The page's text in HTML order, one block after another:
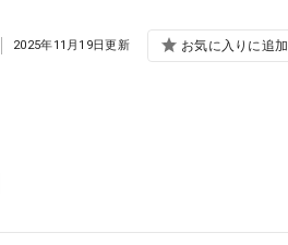
2025年11月19日更新 お気に入りに追加